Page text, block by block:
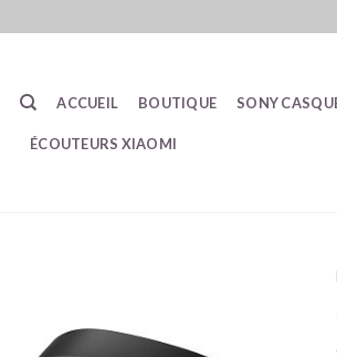
ACCUEIL BOUTIQUE SONY
ÉCOUTEURS XIAOMI